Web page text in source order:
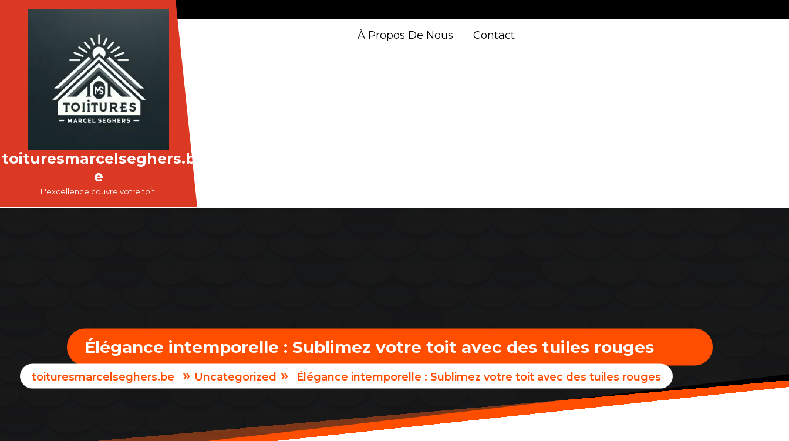
toituresmarcelseghers.b
e
L'excellence couvre votre toit.
À Propos De Nous Contact
Élégance intemporelle : Sublimez votre toit avec des tuiles rouges
toituresmarcelseghers.be » Uncategorized » Élégance intemporelle : Sublimez votre toit avec des tuiles rouges